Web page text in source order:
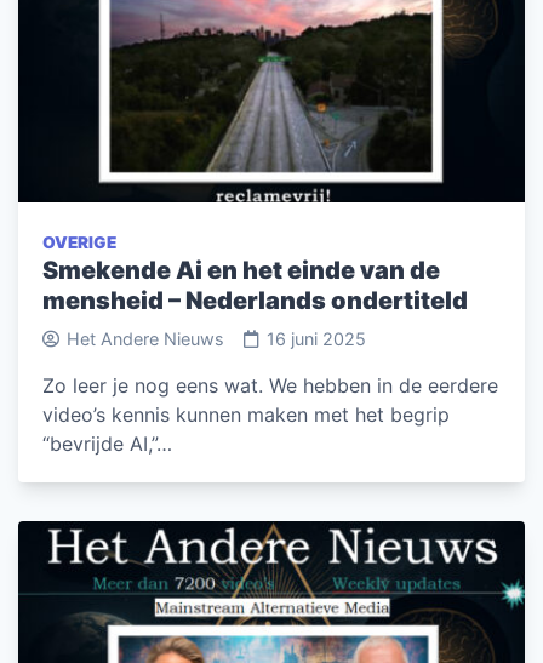
OVERIGE
Smekende Ai en het einde van de
mensheid – Nederlands ondertiteld
Het Andere Nieuws 16 juni 2025
Zo leer je nog eens wat. We hebben in de eerdere
video’s kennis kunnen maken met het begrip
“bevrijde AI,”…